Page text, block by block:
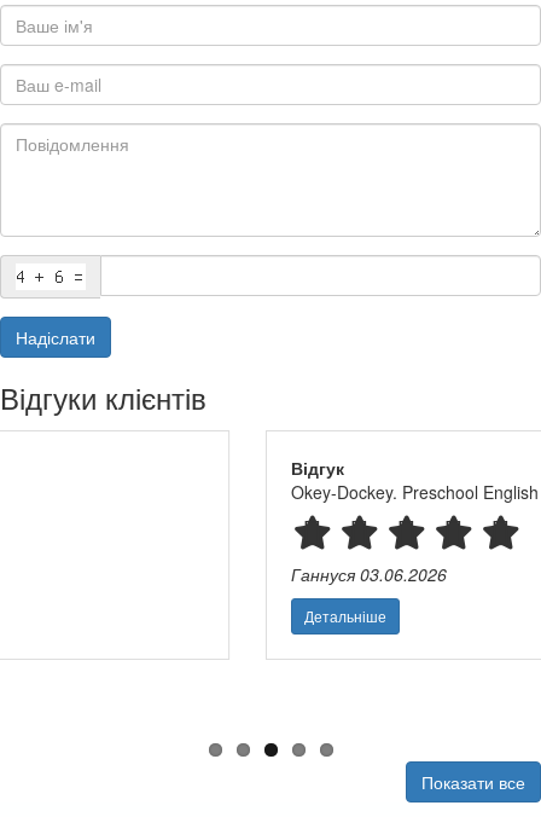
Надіслати
Відгуки клієнтів
Okey-Dockey. Preschool English вартість для дітей і вчителя
Показати все